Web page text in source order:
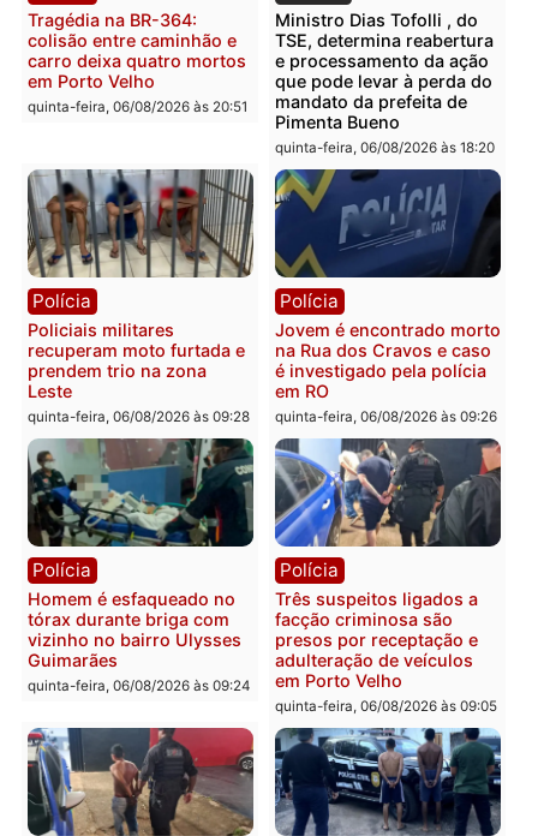
sexta-feira, 07/08/2026 às
Polícia
Homem é encontrado
morto em residência no
bairro Colina Park em RO
sexta-feira, 07/08/2026 às 09:30
Polícia
Polícia Militar apreende
explosivos e
durante patrulhamento
fluvial no Rio Madeira em
Porto Velho
sexta-feira, 07/08/2026 às
Polícia
Tragédia na BR-364:
colisão entre caminhão e
carro deixa quatro mortos
em Porto Velho
quinta-feira, 06/08/2026 às 20:51
Política
Ministro Dias Tofolli , do
TSE, determina
e processamento da
que pode levar à perda
mandato da prefeita de
Pimenta Bueno
quinta-feira, 06/08/2026 às